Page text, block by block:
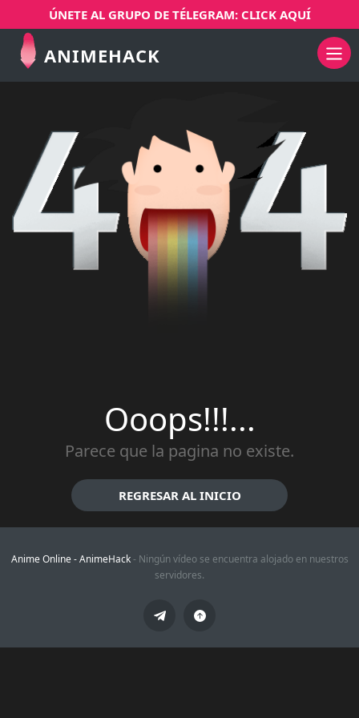
ÚNETE AL GRUPO DE TÉLEGRAM: CLICK AQUÍ
ANIMEHACK
Ooops!!!...
Parece que la pagina no existe.
REGRESAR AL INICIO
Anime Online -AnimeHack- Ningún vídeo se encuentra alojado en nuestros
servidores.